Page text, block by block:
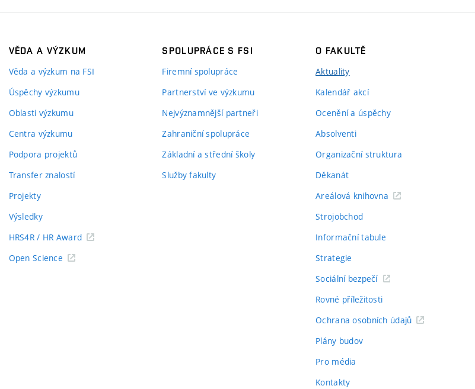
VĚDA A VÝZKUM
Věda a výzkum na FSI
Úspěchy výzkumu
Oblasti výzkumu
Centra výzkumu
Podpora projektů
Transfer znalostí
Projekty
Výsledky
HRS4R / HR Award
Open Science
SPOLUPRÁCE S FSI
Firemní spolupráce
Partnerství ve výzkumu
Nejvýznamnější partneři
Zahraniční spolupráce
Základní a střední školy
Služby fakulty
O FAKULTĚ
Aktuality
Kalendář akcí
Ocenění a úspěchy
Absolventi
Organizační struktura
Děkanát
Areálová knihovna
Strojobchod
Informační tabule
Strategie
Sociální bezpečí
Rovné příležitosti
Ochrana osobních údajů
Plány budov
Pro média
Kontakty